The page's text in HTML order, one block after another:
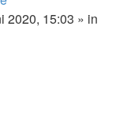
2020, 15:03 » in